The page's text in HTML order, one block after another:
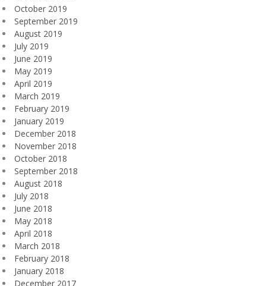
October 2019
September 2019
August 2019
July 2019
June 2019
May 2019
April 2019
March 2019
February 2019
January 2019
December 2018
November 2018
October 2018
September 2018
August 2018
July 2018
June 2018
May 2018
April 2018
March 2018
February 2018
January 2018
December 2017